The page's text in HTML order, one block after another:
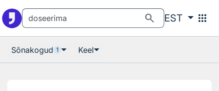
search EST apps
Sõnakogud 1 Keel